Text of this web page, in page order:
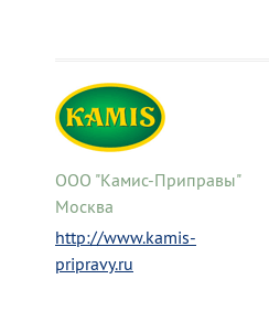
ООО "Камис-Приправы"
Москва
http://www.kamis-
pripravy.ru